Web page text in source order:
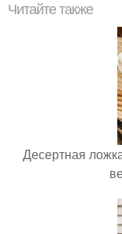
Читайте также
Десертная